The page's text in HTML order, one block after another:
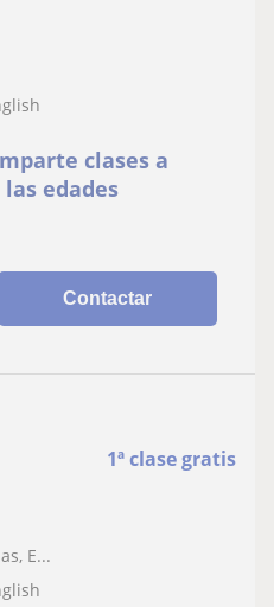
clases a
edades
Contactar
1ª clase gratis
E...